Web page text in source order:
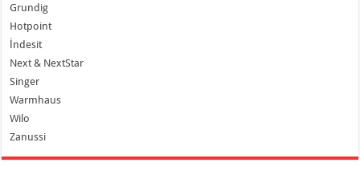
Grundig
Hotpoint
İndesit
Next & NextStar
Singer
Warmhaus
Wilo
Zanussi